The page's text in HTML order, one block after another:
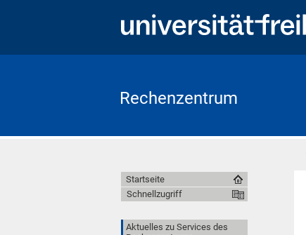
Rechenzentrum
Startseite
Schnellzugriff
Aktuelles zu Services des